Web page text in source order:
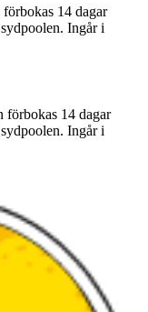
14 dagar
Ingår i
förbokas 14 dagar
Ingår i